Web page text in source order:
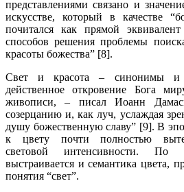
представлениями связано и
искусстве, который в качестве
почитался как прямой
способов решения проблемы
красоты божества” [8].
Свет и красота – синонимы и
действенное откровение Бога
живописи, – писал Иоанн
созерцанию и, как луч, услаждая
душу божественную славу” [9]. В
к цвету почти полностью
световой интенсивности.
выстраивается и семантика цвета,
понятия “свет”.